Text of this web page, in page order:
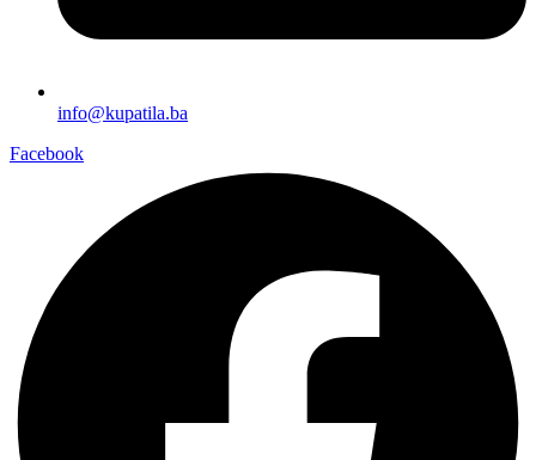
info@kupatila.ba
Facebook